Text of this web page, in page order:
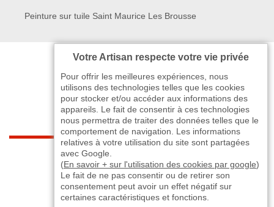
Peinture sur tuile Saint Maurice Les Brousse
indisponible - indisponible>
Votre Artisan respecte votre vie privée
Pour offrir les meilleures expériences, nous
utilisons des technologies telles que les cookies
pour stocker et/ou accéder aux informations des
appareils. Le fait de consentir à ces technologies
nous permettra de traiter des données telles que le
comportement de navigation. Les informations
relatives à votre utilisation du site sont partagées
avec Google.
(En savoir + sur l'utilisation des cookies par google)
Le fait de ne pas consentir ou de retirer son
consentement peut avoir un effet négatif sur
certaines caractéristiques et fonctions.